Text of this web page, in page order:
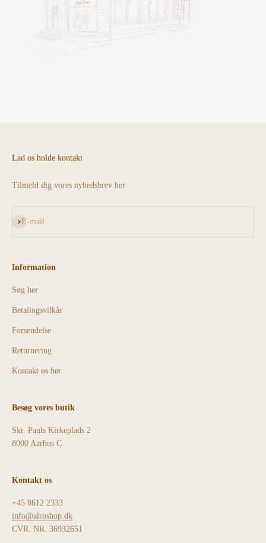
Lad os holde kontakt
Tilmeld dig vores nyhedsbrev her
E-mail
Abonnér
Information
Søg her
Betalingsvilkår
Forsendelse
Returnering
Kontakt os her
Besøg vores butik
Skt. Pauls Kirkeplads 2
8000 Aarhus C
Kontakt os
+45 8612 2333
info@alroshop.dk
CVR. NR. 36932651